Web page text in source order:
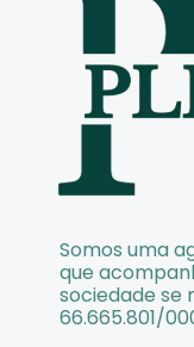
Somos uma
que
sociedade se
66.665.801/